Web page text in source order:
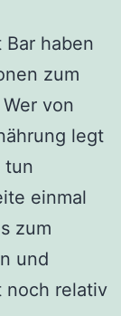
Bar haben
zum
von
legt
tun
einmal
zum
und
noch relativ